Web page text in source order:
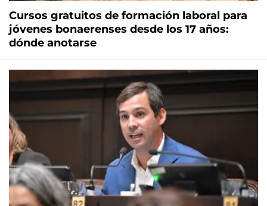
Cursos gratuitos de formación laboral para
jóvenes bonaerenses desde los 17 años:
dónde anotarse